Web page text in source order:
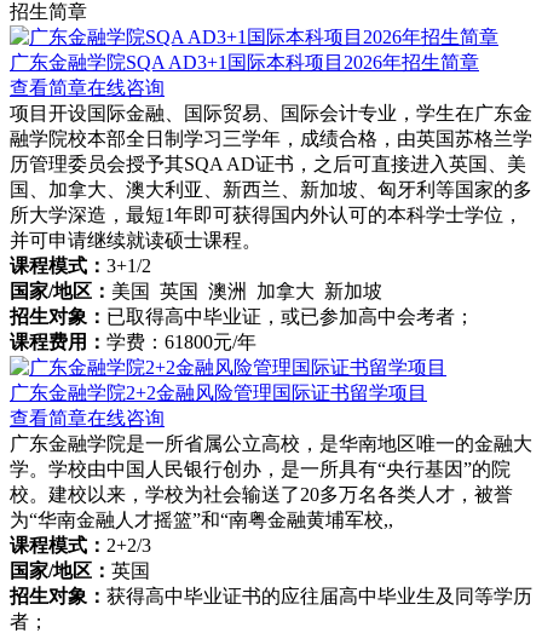
招生简章
广东金融学院SQA AD3+1国际本科项目2026年招生简章
查看简章在线咨询
项目开设国际金融、国际贸易、国际会计专业，学生在广东金
融学院校本部全日制学习三学年，成绩合格，由英国苏格兰学
历管理委员会授予其SQA AD证书，之后可直接进入英国、美
国、加拿大、澳大利亚、新西兰、新加坡、匈牙利等国家的多
所大学深造，最短1年即可获得国内外认可的本科学士学位，
并可申请继续就读硕士课程。
课程模式： 3+1/2
国家/地区： 美国 英国 澳洲 加拿大 新加坡
招生对象： 已取得高中毕业证，或已参加高中会考者；
课程费用： 学费：61800元/年
广东金融学院2+2金融风险管理国际证书留学项目
查看简章在线咨询
广东金融学院是一所省属公立高校，是华南地区唯一的金融大
学。学校由中国人民银行创办，是一所具有“央行基因”的院
校。建校以来，学校为社会输送了20多万名各类人才，被誉
为“华南金融人才摇篮”和“南粤金融黄埔军校,,
课程模式： 2+2/3
国家/地区： 英国
招生对象： 获得高中毕业证书的应往届高中毕业生及同等学历
者；